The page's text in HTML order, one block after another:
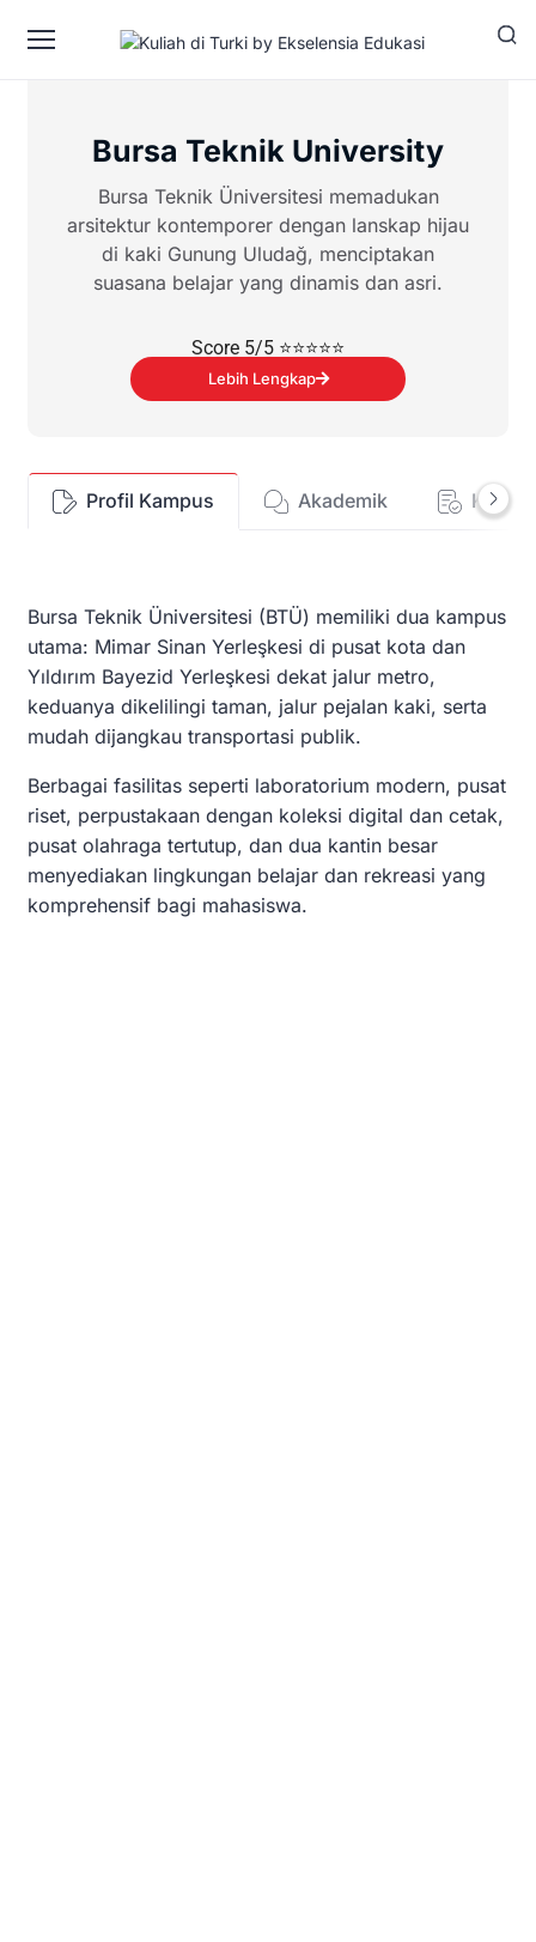
Bursa Teknik University
Bursa Teknik Üniversitesi memadukan
arsitektur kontemporer dengan lanskap hijau
di kaki Gunung Uludağ, menciptakan
suasana belajar yang dinamis dan asri.
Score 5/5 ⭐⭐⭐⭐⭐
Lebih Lengkap
Profil Kampus Akademik
Bursa Teknik Üniversitesi (BTÜ) memiliki dua kampus
utama: Mimar Sinan Yerleşkesi di pusat kota dan
Yıldırım Bayezid Yerleşkesi dekat jalur metro,
keduanya dikelilingi taman, jalur pejalan kaki, serta
mudah dijangkau transportasi publik.
Berbagai fasilitas seperti laboratorium modern, pusat
riset, perpustakaan dengan koleksi digital dan cetak,
pusat olahraga tertutup, dan dua kantin besar
menyediakan lingkungan belajar dan rekreasi yang
komprehensif bagi mahasiswa.